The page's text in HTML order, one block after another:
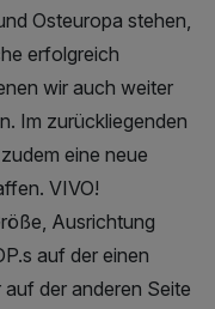
Osteuropa stehen,
erfolgreich
wir auch weiter
Im zurückliegenden
eine neue
VIVO!
Ausrichtung
auf der einen
der anderen Seite